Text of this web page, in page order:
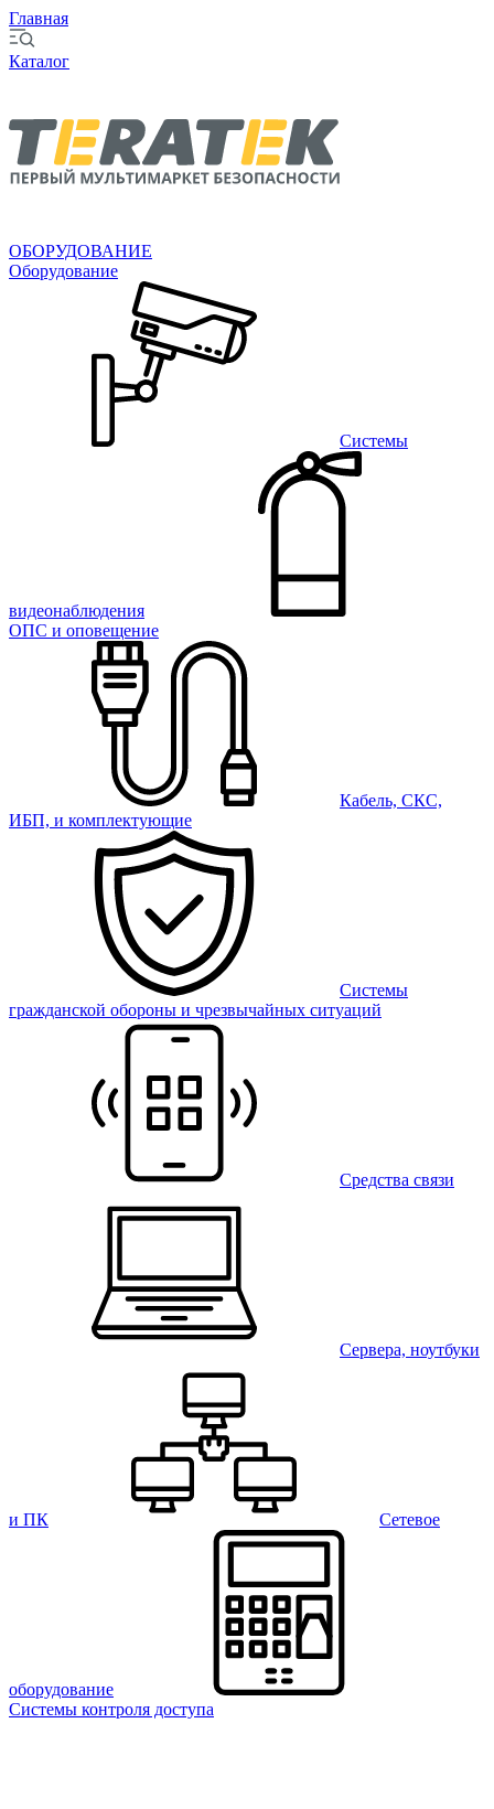
Главная
Каталог
ОБОРУДОВАНИЕ
Оборудование
Системы
видеонаблюдения
ОПС и оповещение
Кабель, СКС,
ИБП, и комплектующие
Системы
гражданской обороны и чрезвычайных ситуаций
Средства связи
Сервера, ноутбуки
и ПК Сетевое
оборудование
Системы контроля доступа